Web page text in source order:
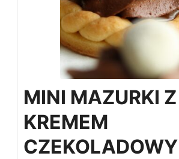
MINI MAZURKI Z
KREMEM